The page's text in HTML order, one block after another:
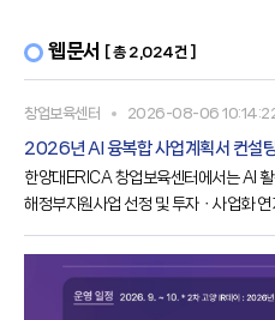
웹문서 [ 총 2,024건 ]
창업보육센터 2026-08-06
2026년 AI 융복합 사업계획서 컨설
한양대ERICA 창업보육센터에서는 AI
해정부지원사업 선정 및 투자ㆍ사업화
은 참여 바랍니다.가. 사 업 명○ 2026년
참여기업 모집나. 지원대상○
지다. 지원대상○ 신청일 기준 사업장 주